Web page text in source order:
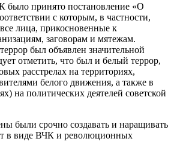
было принято постановление «О
с которым, в частности,
лица, прикосновенные к
заговорам и мятежам.
был объявлен значительной
отметить, что был и белый террор,
расстрелах на территориях,
белого движения, а также в
на политических деятелей советской
были срочно создавать и наращивать
в виде ВЧК и революционных